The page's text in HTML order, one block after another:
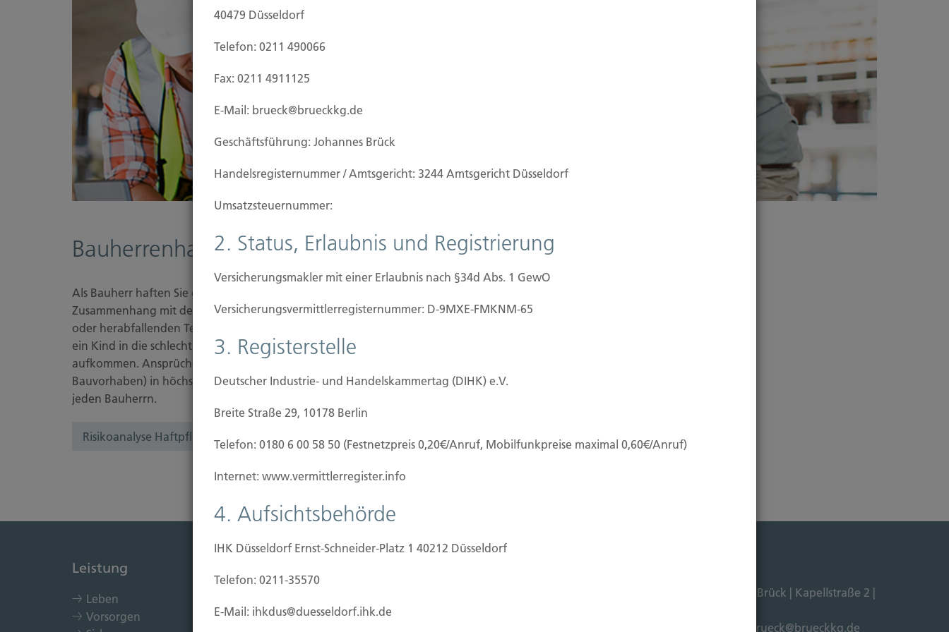
Bauherrenhaftpflicht-Versicherung
Als Bauherr haften Sie grundsätzlich ab Baubeginn und für alle Schäden, die Dritte im
Zusammenhang mit dem Bauobjekt erleiden. Wird zum Beispiel ein Passant von umstürzenden
oder herabfallenden Teilen verletzt, das Nachbarhaus beschädigt, ein PKW demoliert oder fällt
ein Kind in die schlecht ausgeleuchtete Baugrube, muss der Bauherr für den Schaden
aufkommen. Ansprüche Dritter können Ihre wirtschaftliche Existenz (und damit auch das
Bauvorhaben) in höchstem Maß gefährden. Deshalb ist dieser Versicherungsschutz ein Muss für
jeden Bauherrn.
Risikoanalyse Haftpflichtversicherung
Leistung
Leben
Vorsorgen
Baubeginn
| Inhaber: Dipl. Ökonom Johannes Brück | Kapellstraße 2 |
brueck@brueckkg.de
40479 Düsseldorf
Telefon: 0211 490066
Fax: 0211 4911125
E-Mail: brueck@brueckkg.de
Geschäftsführung: Johannes Brück
Handels­registernummer / Amtsgericht: 3244 Amtsgericht Düsseldorf
Umsatzsteuer­nummer:
2. Status, Erlaubnis und Registrierung
Versicherungsmakler mit einer Erlaubnis nach §34d Abs. 1 GewO
Versicherungs­vermittler­registernummer: D-9MXE-FMKNM-65
3. Registerstelle
Deutscher Industrie- und Handelskammertag (DIHK) e.V.
Breite Straße 29, 10178 Berlin
Telefon: 0180 6 00 58 50 (Festnetzpreis 0,20€/Anruf, Mobilfunkpreise maximal 0,60€/Anruf)
Internet: www.vermittlerregister.info
4. Aufsichtsbehörde
IHK Düsseldorf Ernst-Schneider-Platz 1 40212 Düsseldorf
Telefon: 0211-35570
E-Mail: ihkdus@duesseldorf.ihk.de